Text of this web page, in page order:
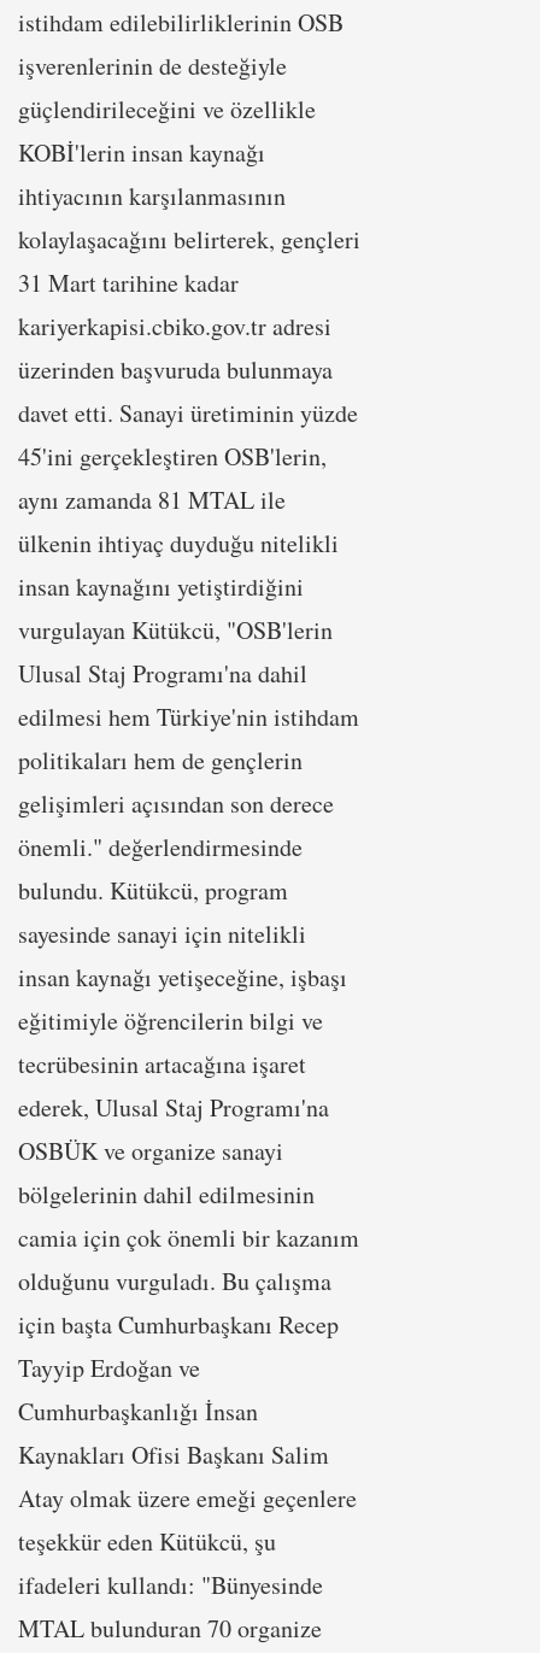
istihdam edilebilirliklerinin OSB
işverenlerinin de desteğiyle
güçlendirileceğini ve özellikle
KOBİ'lerin insan kaynağı
ihtiyacının karşılanmasının
kolaylaşacağını belirterek, gençleri
31 Mart tarihine kadar
kariyerkapisi.cbiko.gov.tr adresi
üzerinden başvuruda bulunmaya
davet etti. Sanayi üretiminin yüzde
45'ini gerçekleştiren OSB'lerin,
aynı zamanda 81 MTAL ile
ülkenin ihtiyaç duyduğu nitelikli
insan kaynağını yetiştirdiğini
vurgulayan Kütükcü, "OSB'lerin
Ulusal Staj Programı'na dahil
edilmesi hem Türkiye'nin istihdam
politikaları hem de gençlerin
gelişimleri açısından son derece
önemli." değerlendirmesinde
bulundu. Kütükcü, program
sayesinde sanayi için nitelikli
insan kaynağı yetişeceğine, işbaşı
eğitimiyle öğrencilerin bilgi ve
tecrübesinin artacağına işaret
ederek, Ulusal Staj Programı'na
OSBÜK ve organize sanayi
bölgelerinin dahil edilmesinin
camia için çok önemli bir kazanım
olduğunu vurguladı. Bu çalışma
için başta Cumhurbaşkanı Recep
Tayyip Erdoğan ve
Cumhurbaşkanlığı İnsan
Kaynakları Ofisi Başkanı Salim
Atay olmak üzere emeği geçenlere
teşekkür eden Kütükcü, şu
ifadeleri kullandı: "Bünyesinde
MTAL bulunduran 70 organize